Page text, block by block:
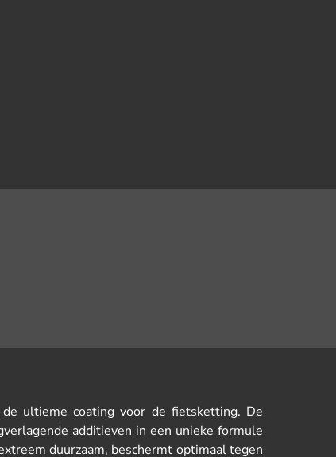
ultieme coating voor de fietsketting. De
additieven in een unieke formule
duurzaam, beschermt optimaal tegen